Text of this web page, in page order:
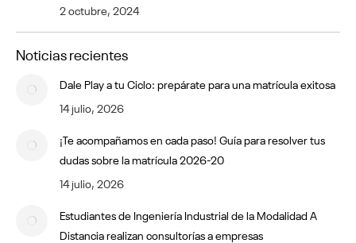
2 octubre, 2024
Noticias recientes
Dale Play a tu Ciclo: prepárate para una matrícula exitosa
14 julio, 2026
¡Te acompañamos en cada paso! Guía para resolver tus
dudas sobre la matrícula 2026-20
14 julio, 2026
Estudiantes de Ingeniería Industrial de la Modalidad A
Distancia realizan consultorías a empresas